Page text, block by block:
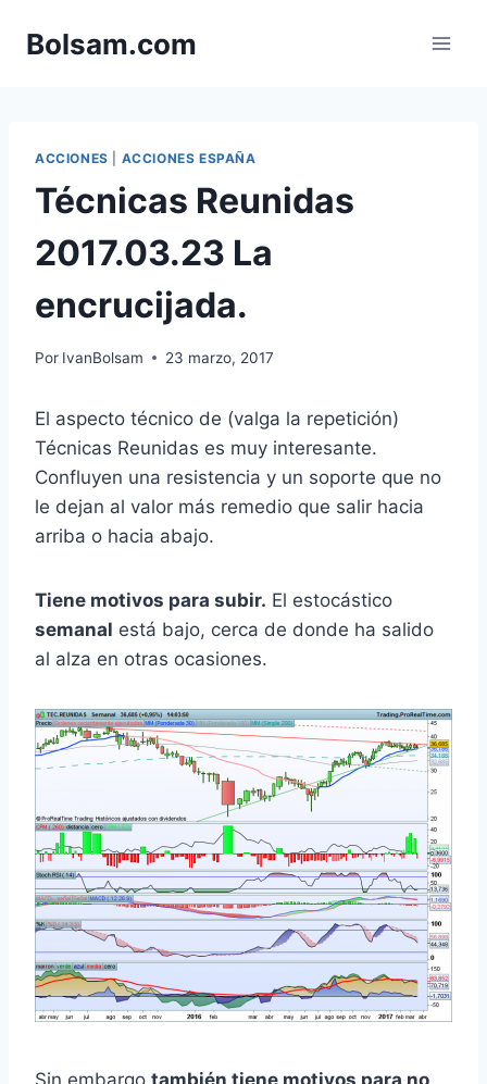
Bolsam.com
ACCIONES ACCIONES ESPAÑA
Técnicas Reunidas
2017.03.23 La
encrucijada.
Por IvanBolsam 23 marzo, 2017
El aspecto técnico de (valga la repetición)
Técnicas Reunidas es muy interesante.
Confluyen una resistencia y un soporte que no
le dejan al valor más remedio que salir hacia
arriba o hacia abajo.
Tiene motivos para subir. El estocástico
semanal está bajo, cerca de donde ha salido
al alza en otras ocasiones.
Sin embargo también tiene motivos para no